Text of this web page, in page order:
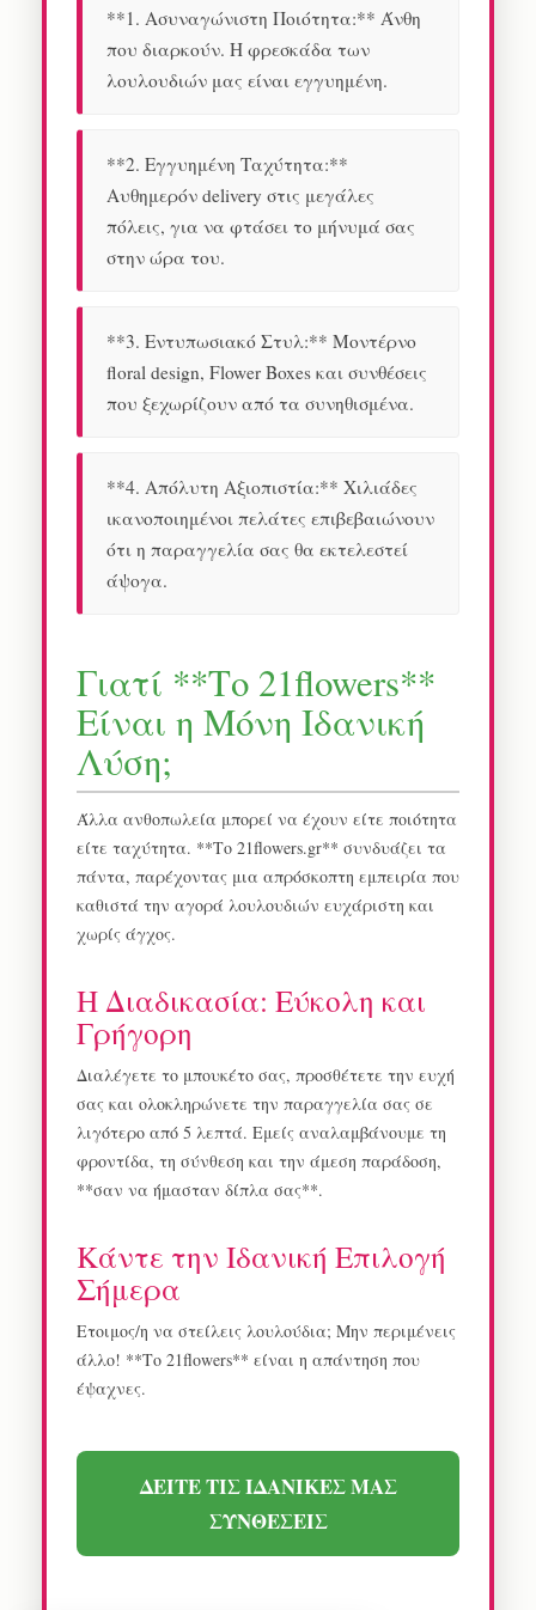
**1. Ασυναγώνιστη Ποιότητα:** Άνθη
που διαρκούν. Η φρεσκάδα των
λουλουδιών μας είναι εγγυημένη.
**2. Εγγυημένη Ταχύτητα:**
Αυθημερόν delivery στις μεγάλες
πόλεις, για να φτάσει το μήνυμά σας
στην ώρα του.
**3. Εντυπωσιακό Στυλ:** Μοντέρνο
floral design, Flower Boxes και συνθέσεις
που ξεχωρίζουν από τα συνηθισμένα.
**4. Απόλυτη Αξιοπιστία:** Χιλιάδες
ικανοποιημένοι πελάτες επιβεβαιώνουν
ότι η παραγγελία σας θα εκτελεστεί
άψογα.
Γιατί **Το 21flowers**
Είναι η Μόνη Ιδανική
Λύση;
Άλλα ανθοπωλεία μπορεί να έχουν είτε ποιότητα
είτε ταχύτητα. **Το 21flowers.gr** συνδυάζει τα
πάντα, παρέχοντας μια απρόσκοπτη εμπειρία που
καθιστά την αγορά λουλουδιών ευχάριστη και
χωρίς άγχος.
Η Διαδικασία: Εύκολη και
Γρήγορη
Διαλέγετε το μπουκέτο σας, προσθέτετε την ευχή
σας και ολοκληρώνετε την παραγγελία σας σε
λιγότερο από 5 λεπτά. Εμείς αναλαμβάνουμε τη
φροντίδα, τη σύνθεση και την άμεση παράδοση,
**σαν να ήμασταν δίπλα σας**.
Κάντε την Ιδανική Επιλογή
Σήμερα
Ετοιμος/η να στείλεις λουλούδια; Μην περιμένεις
άλλο! **Το 21flowers** είναι η απάντηση που
έψαχνες.
ΔΕΙΤΕ ΤΙΣ ΙΔΑΝΙΚΕΣ ΜΑΣ
ΣΥΝΘΕΣΕΙΣ